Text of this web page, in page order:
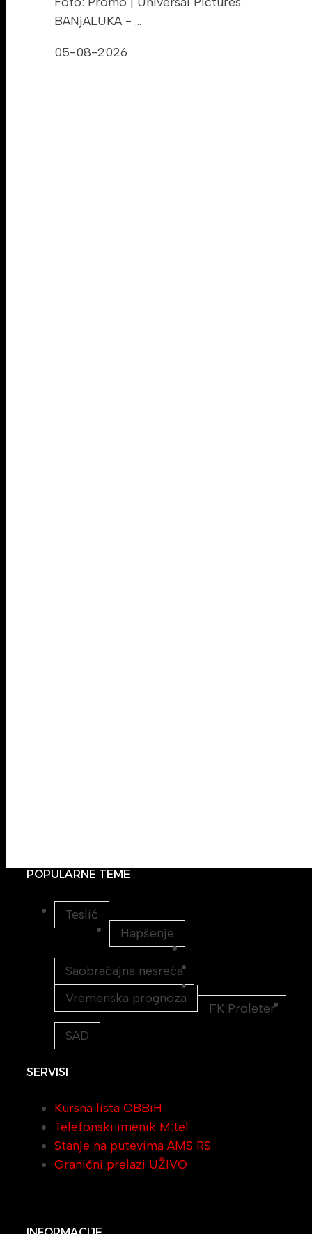
BANjALUKA - …
05-08-2026
POPULARNE TEME
Teslić
Hapšenje
Saobraćajna nesreća
Vremenska prognoza
FK Proleter
SAD
SERVISI
Kursna lista CBBiH
Telefonski imenik M:tel
Stanje na putevima AMS RS
Granični prelazi UŽIVO